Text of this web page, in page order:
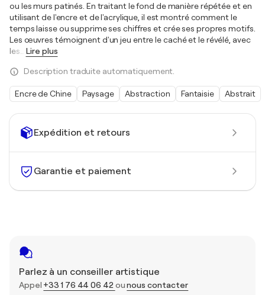
Expédition et retours
Garantie et paiement
Parlez à un conseiller artistique
Appel +33 1 76 44 06 42 ounous contacter
ou les murs patinés. En traitant le fond de manière répétée et en
utilisant de l'encre et de l'acrylique, il est montré comment le
temps laisse ou supprime ses chiffres et crée ses propres motifs.
Les œuvres témoignent d'un jeu entre le caché et le révélé, avec
les
Lire plus
Description traduite automatiquement.
Encre de Chine Paysage Abstraction Fantaisie Abstrait